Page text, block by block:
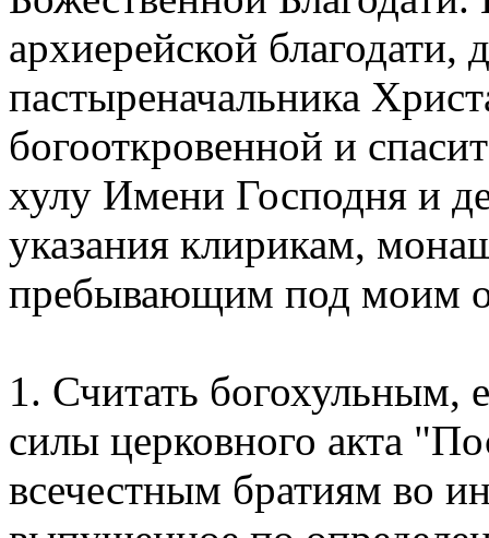
архиерейской благодати,
пастыреначальника
богооткровенной и
хулу Имени Господня и
указания клирикам,
пребывающим под моим
1. Считать
силы церковного акта
всечестным братиям во